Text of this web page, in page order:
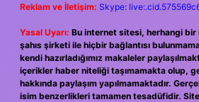
Reklam ve İletişim: Skype:
Yasal Uyarı: Bu internet sitesi, herhangi bir
şahıs şirketi ile hiçbir bağlantısı
kendi hazırladığımız makaleler
içerikler haber niteliği taşımamakta olup,
hakkında paylaşım yapılmamaktadır.
isim benzerlikleri tamamen tesadüfidir.